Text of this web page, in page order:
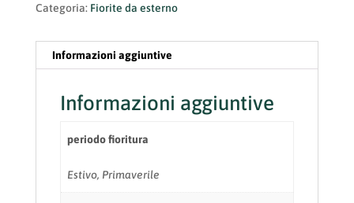
Categoria: Fiorite da esterno
Informazioni aggiuntive
Informazioni aggiuntive
periodo fioritura
Estivo, Primaverile